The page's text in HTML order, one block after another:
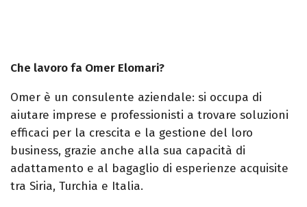
Che lavoro fa Omer Elomari?
Omer è un consulente aziendale: si occupa di
aiutare imprese e professionisti a trovare soluzioni
efficaci per la crescita e la gestione del loro
business, grazie anche alla sua capacità di
adattamento e al bagaglio di esperienze acquisite
tra Siria, Turchia e Italia.